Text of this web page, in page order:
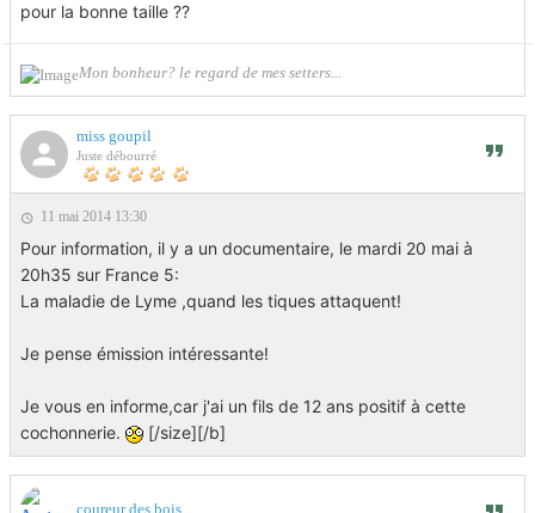
pour la bonne taille ??
Mon bonheur? le regard de mes setters...
miss goupil
Juste débourré
11 mai 2014 13:30
Pour information, il y a un documentaire, le mardi 20 mai à
20h35 sur France 5:
La maladie de Lyme ,quand les tiques attaquent!
Je pense émission intéressante!
Je vous en informe,car j'ai un fils de 12 ans positif à cette
cochonnerie.
[/size][/b]
coureur des bois